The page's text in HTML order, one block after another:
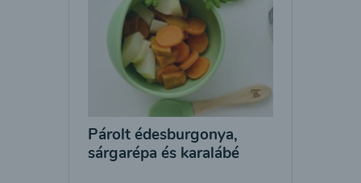
Párolt édesburgonya,
sárgarépa és karalábé